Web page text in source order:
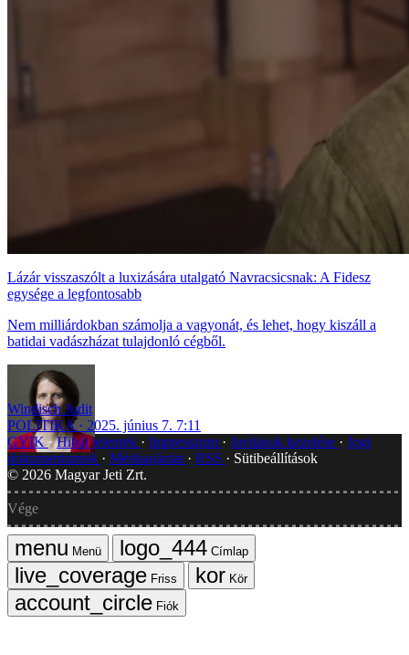
Lázár visszaszólt a luxizására utalgató Navracsicsnak: A Fidesz
egysége a legfontosabb
Nem milliárdokban számolja a vagyonát, és lehet, hogy kiszáll a
batidai vadászházat tulajdonló cégből.
Windisch Judit
POLITIKA
2025. június 7. 7:11
GYIK Hibát jelentek Impresszum Javítások kezelése
Jogi
dokumentumok
Médiaajánlat RSS
Sütibeállítások
© 2026 Magyar Jeti Zrt.
Vége
Menü
Címlap
Friss
Kör
Fiók